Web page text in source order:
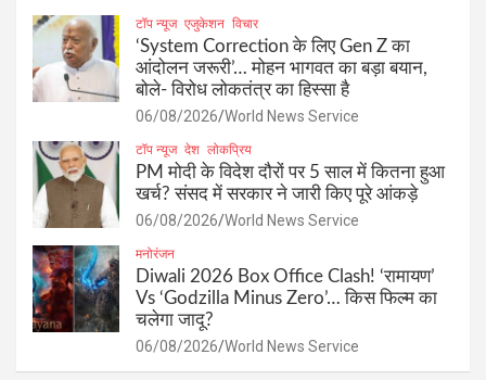
टॉप न्यूज एजुकेशन विचार
‘System Correction के लिए Gen Z का
आंदोलन जरूरी’… मोहन भागवत का बड़ा बयान,
बोले- विरोध लोकतंत्र का हिस्सा है
06/08/2026 World News Service
टॉप न्यूज देश लोकप्रिय
PM मोदी के विदेश दौरों पर 5 साल में कितना हुआ
खर्च? संसद में सरकार ने जारी किए पूरे आंकड़े
06/08/2026 World News Service
मनोरंजन
Diwali 2026 Box Office Clash! ‘रामायण’
Vs ‘Godzilla Minus Zero’… किस फिल्म का
चलेगा जादू?
06/08/2026 World News Service